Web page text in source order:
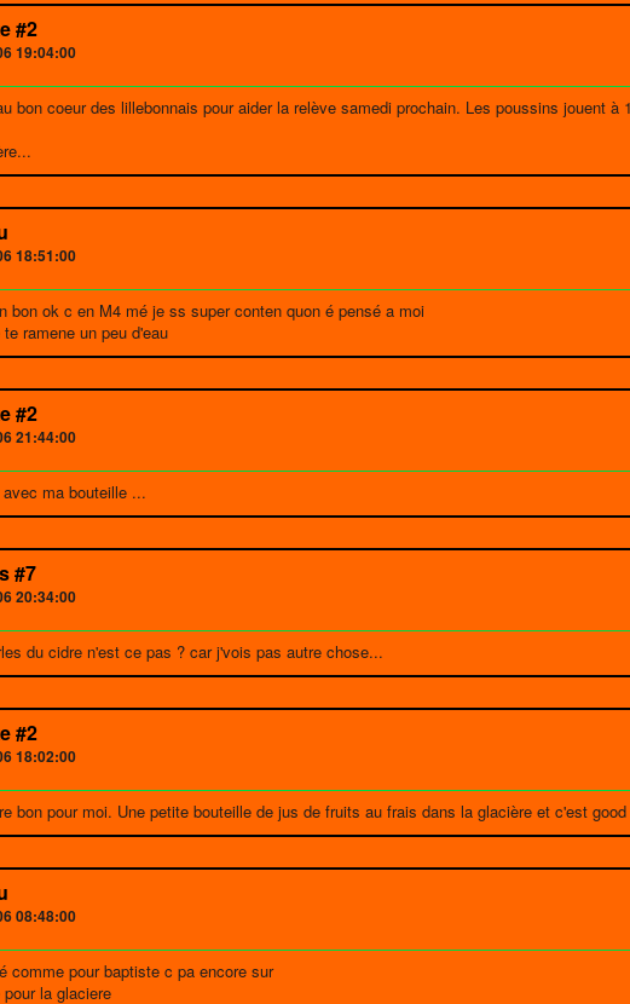
#2
19:04:00
bon coeur des lillebonnais pour aider la relève samedi prochain. Les poussins jouent
18:51:00
bon ok c en M4 mé je ss super conten quon é pensé a moi
ramene un peu d'eau
#2
21:44:00
ma bouteille ...
#7
20:34:00
du cidre n'est ce pas ? car j'vois pas autre chose...
#2
18:02:00
bon pour moi. Une petite bouteille de jus de fruits au frais dans la glacière et c'est good
08:48:00
comme pour baptiste c pa encore sur
la glaciere